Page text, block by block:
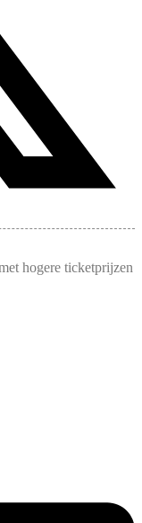
hogere ticketprijzen